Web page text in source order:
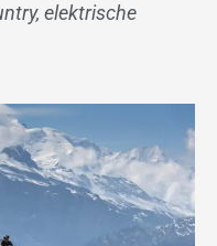
elektrische